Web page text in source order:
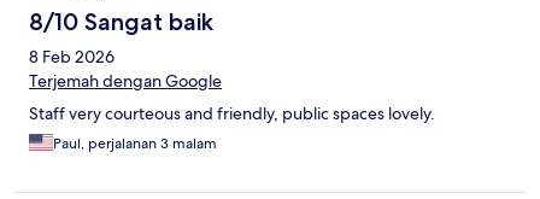
8/10 Sangat baik
8 Feb 2026
Terjemah dengan Google
Staff very courteous and friendly, public spaces lovely.
Paul, perjalanan 3 malam